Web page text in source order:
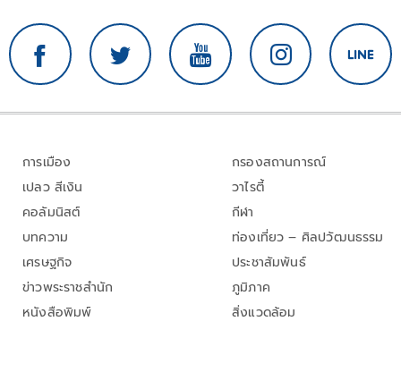
การเมือง
เปลว สีเงิน
คอลัมนิสต์
บทความ
เศรษฐกิจ
ข่าวพระราชสำนัก
หนังสือพิมพ์
กรองสถานการณ์
วาไรตี้
กีฬา
ท่องเที่ยว – ศิลปวัฒนธรรม
ประชาสัมพันธ์
ภูมิภาค
สิ่งแวดล้อม